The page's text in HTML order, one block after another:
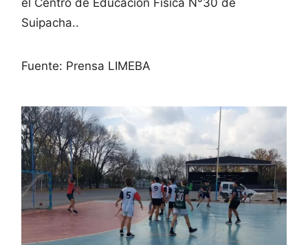
Suipacha..
Fuente: Prensa LIMEBA